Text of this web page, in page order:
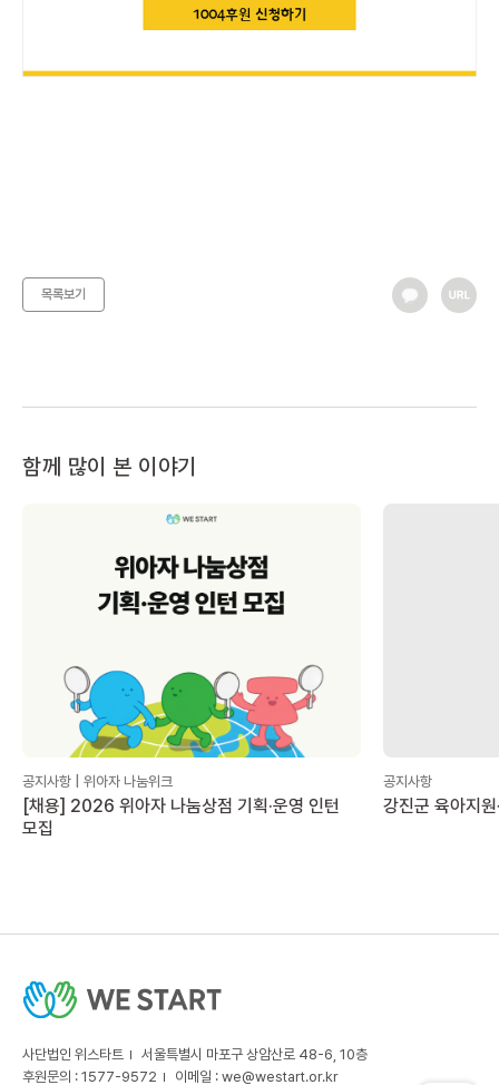
목록보기
함께 많이 본 이야기
공지사항 | 위아자 나눔위크
[채용] 2026 위아자 나눔상점 기획·운영 인턴
모집
공지사항
강진군 육아지
사단법인 위스타트
서울특별시 마포구 상암산로 48-6, 10층
후원문의 : 1577-9572
이메일 : we@westart.or.kr